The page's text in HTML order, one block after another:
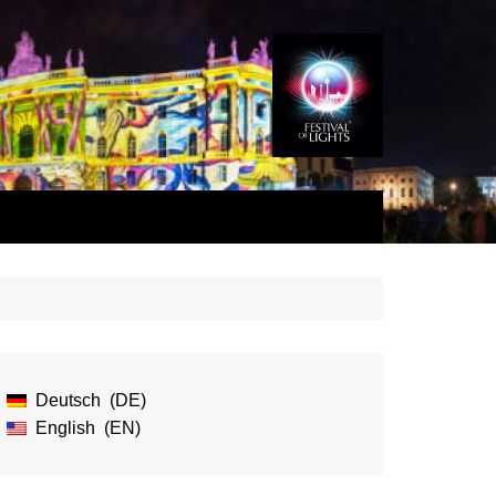
Deutsch
DE
English
EN